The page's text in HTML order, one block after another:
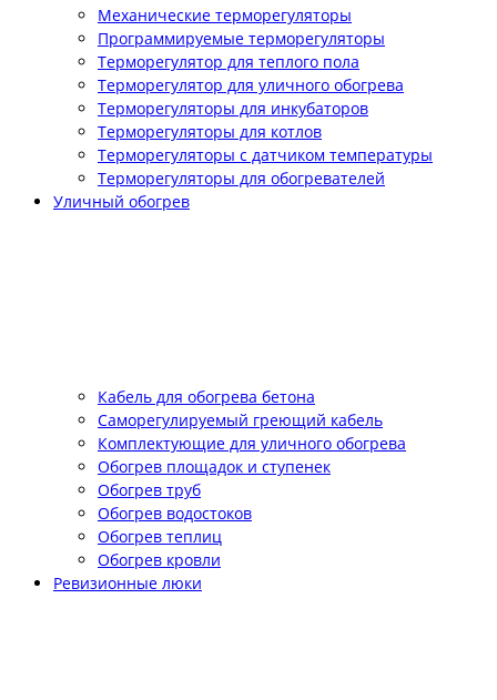
Механические терморегуляторы
Программируемые терморегуляторы
Терморегулятор для теплого пола
Терморегулятор для уличного обогрева
Терморегуляторы для инкубаторов
Терморегуляторы для котлов
Терморегуляторы с датчиком температуры
Терморегуляторы для обогревателей
Уличный обогрев
Кабель для обогрева бетона
Саморегулируемый греющий кабель
Комплектующие для уличного обогрева
Обогрев площадок и ступенек
Обогрев труб
Обогрев водостоков
Обогрев теплиц
Обогрев кровли
Ревизионные люки